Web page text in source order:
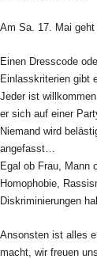
Am Sa. 17. Mai
Einen Dresscode
Einlasskriterien gibt
Jeder ist
er sich auf einer
Niemand wird
angefasst…
Egal ob Frau, Mann
Homophobie,
Diskriminierungen
Ansonsten ist alles
macht, wir freuen